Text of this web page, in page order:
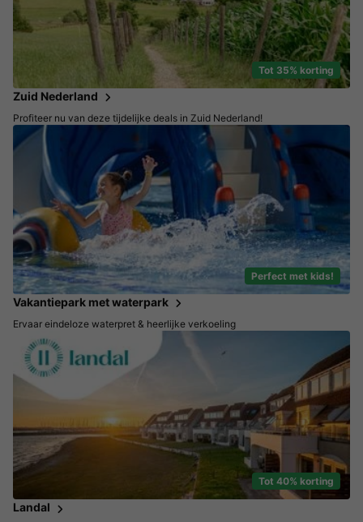
Tot 35% korting
Zuid Nederland
Profiteer nu van deze tijdelijke deals in Zuid Nederland!
Perfect met kids!
Vakantiepark met waterpark
Ervaar eindeloze waterpret & heerlijke verkoeling
Tot 40% korting
Landal